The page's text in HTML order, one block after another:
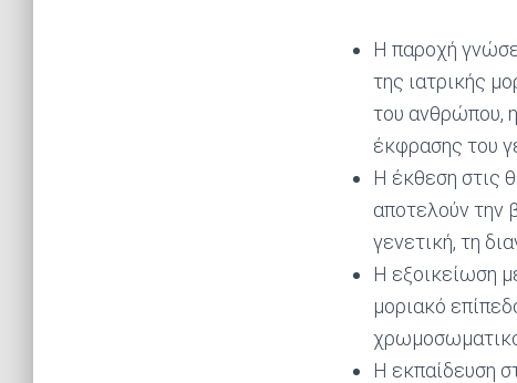
Η παροχή
της ιατρικής
του ανθρώπου,
έκφρασης του
Η έκθεση στις
αποτελούν την
γενετική, τη
Η εξοικείωση
μοριακό
Η εκπαίδευση